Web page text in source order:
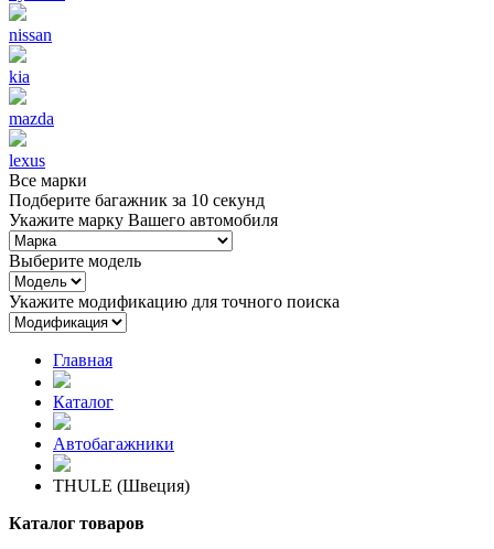
nissan
kia
mazda
lexus
Все марки
Подберите багажник за 10 секунд
Укажите марку Вашего автомобиля
Выберите модель
Укажите модификацию для точного поиска
Главная
Каталог
Автобагажники
THULE (Швеция)
Каталог товаров